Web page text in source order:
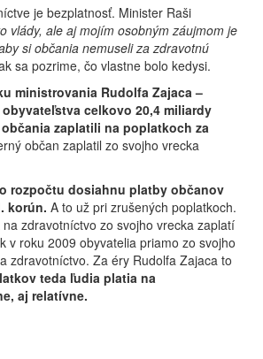
je bezplatnosť. Minister Raši
vlády, ale aj mojím osobným záujmom je
si občania nemuseli za zdravotnú
sa pozrime, čo vlastne bolo kedysi.
ministrovania Rudolfa Zajaca –
celkovo 20,4 miliardy
zaplatili na poplatkoch za
občan zaplatil zo svojho vrecka
rozpočtu dosiahnu platby občanov
korún. A to už pri zrušených poplatkoch.
zdravotníctvo zo svojho vrecka zaplatí
v roku 2009 obyvatelia priamo zo svojho
zdravotníctvo. Za éry Rudolfa Zajaca to
teda ľudia platia na
aj relatívne.